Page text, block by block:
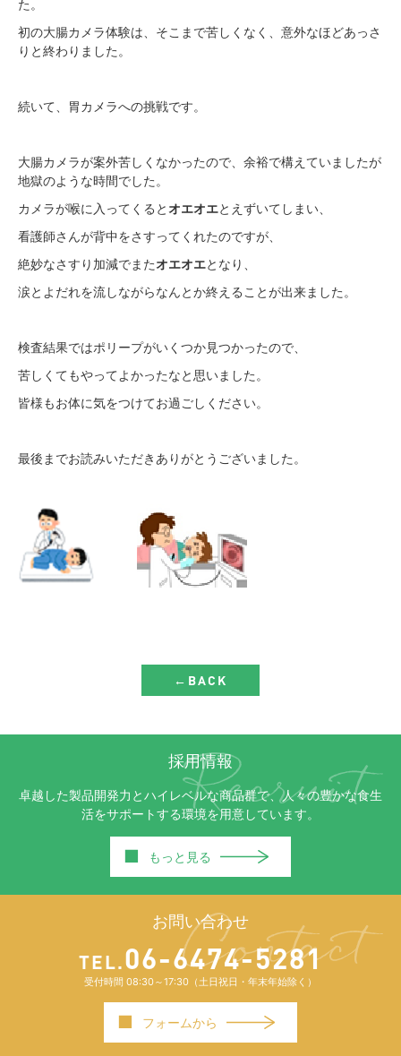
た。
初の大腸カメラ体験は、そこまで苦しくなく、意外なほどあっさ
りと終わりました。
続いて、胃カメラへの挑戦です。
大腸カメラが案外苦しくなかったので、余裕で構えていましたが
地獄のような時間でした。
カメラが喉に入ってくるとオエオエとえずいてしまい、
看護師さんが背中をさすってくれたのですが、
絶妙なさすり加減でまたオエオエとなり、
涙とよだれを流しながらなんとか終えることが出来ました。
検査結果ではポリープがいくつか見つかったので、
苦しくてもやってよかったなと思いました。
皆様もお体に気をつけてお過ごしください。
最後までお読みいただきありがとうございました。
←BACK
採用情報
卓越した製品開発力とハイレベルな商品群で、人々の豊かな食生
活をサポートする環境を用意しています。
■ もっと見る
お問い合わせ
TEL.06-6474-5281
受付時間 08:30～17:30（土日祝日・年末年始除く）
■ フォームから